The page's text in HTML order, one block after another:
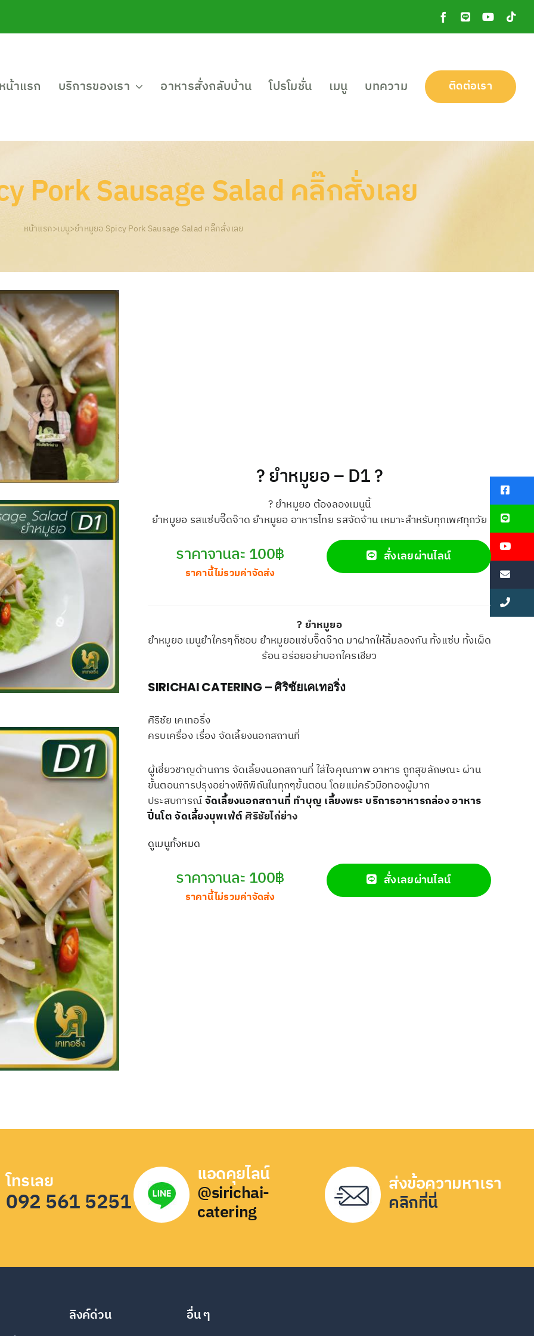
Facebook
Line YouTube
น้าแรก บริการของเรา อาหารสั่งกลับบ้าน โปรโมชั่น เมนู บทความ ติดต่อเรา
Pork Sausage Salad คลิ๊กสั่งเลย
หน้าแรก>เมนู>ยำหมูยอ Spicy Pork Sausage Salad คลิ๊กสั่งเลย
? ยำหมูยอ – D1 ?
? ยำหมูยอ ต้องลองเมนูนี้
ยำหมูยอ รสแซ่บจี๊ดจ๊าด ยำหมูยอ อาหารไทย รสจัดจ้าน เหมาะสำหรับทุกเพศทุกวัย
ราคาจานละ 100฿
ราคานี้ไม่รวมค่าจัดส่ง
สั่งเลยผ่านไลน์
? ยำหมูยอ
ยำหมูยอ เมนูยำใครๆก็ชอบ ยำหมูยอแซ่บจี๊ดจ๊าด มาฝากให้ลิ้มลองกัน ทั้งแซ่บ ทั้งเผ็ด
ร้อน อร่อยอย่าบอกใครเชียว
SIRICHAI CATERING – ศิริชัยเคเทอริ่ง
ศิริชัย เคเทอริ่ง
ครบเครื่อง เรื่อง จัดเลี้ยงนอกสถานที่
ผู้เชี่ยวชาญด้านการ จัดเลี้ยงนอกสถานที่ ใส่ใจคุณภาพ อาหาร ถูกสุขลักษณะ ผ่าน
ขั้นตอนการปรุงอย่างพิถีพิถันในทุกๆขั้นตอน โดยแม่ครัวมือทองผู้มาก
ประสบการณ์จัดเลี้ยงนอกสถานที่ ทำบุญ เลี้ยงพระ บริการอาหารกล่องอาหาร
ปิ่นโตจัดเลี้ยงบุพเฟ่ต์ศิริชัยไก่ย่าง
ดูเมนูทั้งหมด
ราคาจานละ 100฿
ราคานี้ไม่รวมค่าจัดส่ง
สั่งเลยผ่านไลน์
โทรเลย
092 561 5251
แอดคุยไลน์
@sirichai-
catering
ส่งข้อความหาเรา
คลิกที่นี่
ลิงค์ด่วน อื่น ๆ